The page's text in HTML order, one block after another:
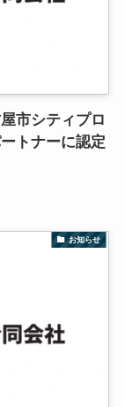
市シティプロ
トナーに認定
お知らせ